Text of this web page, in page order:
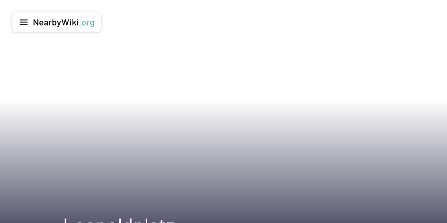
menu NearbyWiki .org